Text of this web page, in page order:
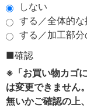
しない
する／全体的
する／加工部
■確認
※「お買い物カゴ
は変更できません
無いかご確認の上